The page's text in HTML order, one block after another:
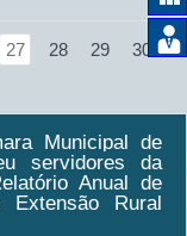
27 28 29
30
Municipal de
servidores da
Anual de
Rural